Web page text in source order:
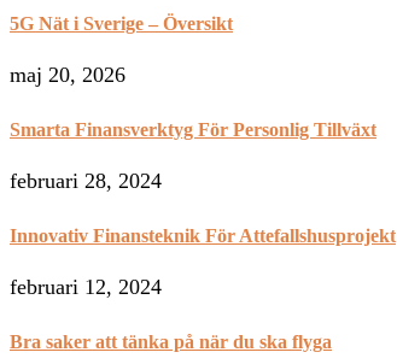
5G Nät i Sverige – Översikt
maj 20, 2026
Smarta Finansverktyg För Personlig Tillväxt
februari 28, 2024
Innovativ Finansteknik För Attefallshusprojekt
februari 12, 2024
Bra saker att tänka på när du ska flyga